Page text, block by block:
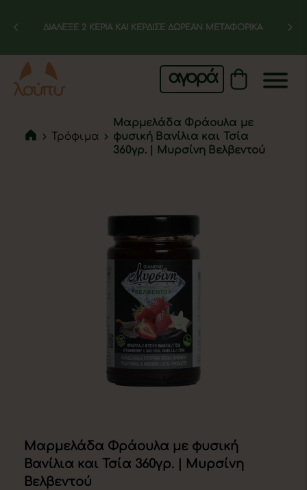
ΔΙΑΛΕΞΕ 2 ΚΕΡΙΑ ΚΑΙ ΚΕΡΔΙΣΕ ΔΩΡΕΑΝ ΜΕΤΑΦΟΡΙΚΑ
αγορά
Τρόφιμα
Μαρμελάδα Φράουλα με
φυσική Βανίλια και Τσία
360γρ. | Μυρσίνη Βελβεντού
Μαρμελάδα Φράουλα με φυσική
Βανίλια και Τσία 360γρ. | Μυρσίνη
Βελβεντού